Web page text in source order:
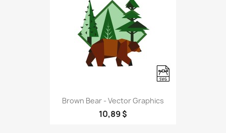
Brown Bear - Vector Graphics
10,89 $